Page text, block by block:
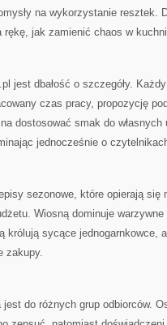
na wykorzystanie resztek.
rękę, jak zamienić chaos w
jest dbałość o szczegóły.
czas pracy, propozycję
dostosować smak do własnych
jednocześnie o
sezonowe, które opierają się
Wiosną dominuje
królują sycące jednogarnkowce,
zakupy.
do różnych grup odbiorców.